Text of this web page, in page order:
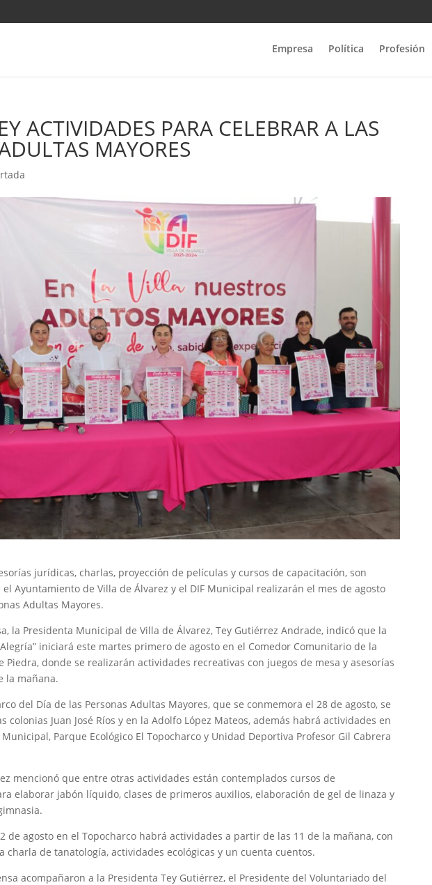
Empresa Política Profesión
ACTIVIDADES PARA CELEBRAR A LAS
MAYORES
jurídicas, charlas, proyección de películas y cursos de capacitación, son
Ayuntamiento de Villa de Álvarez y el DIF Municipal realizarán el mes de agosto
Adultas Mayores.
la Presidenta Municipal de Villa de Álvarez, Tey Gutiérrez Andrade, indicó que la
iniciará este martes primero de agosto en el Comedor Comunitario de la
Piedra, donde se realizarán actividades recreativas con juegos de mesa y asesorías
la mañana.
del Día de las Personas Adultas Mayores, que se conmemora el 28 de agosto, se
colonias Juan José Ríos y en la Adolfo López Mateos, además habrá actividades en
Parque Ecológico El Topocharco y Unidad Deportiva Profesor Gil Cabrera
mencionó que entre otras actividades están contemplados cursos de
elaborar jabón líquido, clases de primeros auxilios, elaboración de gel de linaza y
de agosto en el Topocharco habrá actividades a partir de las 11 de la mañana, con
charla de tanatología, actividades ecológicas y un cuenta cuentos.
acompañaron a la Presidenta Tey Gutiérrez, el Presidente del Voluntariado del